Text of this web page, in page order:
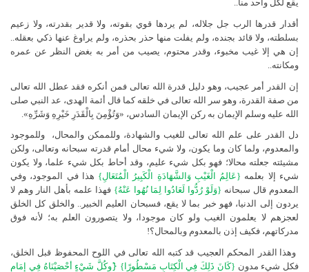
يقع لكل واحد منا..
أقدار قدرها الرب جل جلاله، لم يردها قوي بقوته، ولا قدير بقدرته، ولا زعيم
بسلطته، ولا قائد بجنده، ولم يفلت منها حذر بحذره، ولم يراوغ عنها ذكي بعقله..
إن هي إلا غيب مخبوء، وقدر محتوم، يصيب من أمر به بغض النظر عن عمره
ومكانته..
إن القدر أمر عجيب، وهو دليل قدرة الله تعالى فمن أنكره فقد عطل الله تعالى
من صفة القدرة، وهو سر الله تعالى في خلقه كما قال أئمة الهدى، عد النبي صلى
الله عليه وسلم الإيمان به ركن الإيمان السادس، «وَتُؤْمِنَ بِالْقَدَرِ خَيْرِهِ وَشَرِّهِ».
دل القدر على علم الله تعالى للغيب والشهادة، وللممكن والمحال،
وللموجود
والمعدوم، ولما كان وما يكون، ولا شيء محال أمام قدرته سبحانه وتعالى، ولكن
مشيئته جعلته محالا؛ فهو بكل شيء عليم، وقد أحاط بكل شيء علما، ولا يكون
شيء إلا بعلمه {عَالِمُ الْغَيْبِ وَالشَّهَادَةِ الْكَبِيرُ الْمُتَعَالِ} هذا في الموجود، وفي
المعدوم قال سبحانه {وَلَوْ رُدُّوا لَعَادُوا لِمَا نُهُوا عَنْهُ} فهذا علمه بأهل النار وهم لا
يردون إلى الدنيا، فهو خبر بما لا يقع، فسبحان العليم الخبير.. والخلق كل الخلق
لعجزهم لا يعلمون الغيب ولو كان موجودا، ولا يتصورون العلم به؛ لأنه فوق
مدركاتهم، فكيف إذن بالمعدوم وبالمحال؟!
وهذا القدر المحكم العجيب قد كتبه الله تعالى في اللوح المحفوظ قبل الخلق،
فكل شيء مدون {كَانَ ذَلِكَ فِي الْكِتَابِ مَسْطُورًا} {َوكُلَّ شَيْءٍ أحْصَيْنَاهُ فِي إِمَامٍ